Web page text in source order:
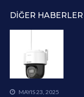
DIĞER HABERLER
MAYIS 23, 2025